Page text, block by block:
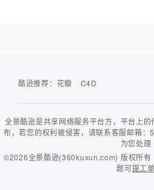
酷逊推荐： 花瓣 C4D
全景酷逊是共享网络服务平台方，平台上
布，若您的权利被侵害，请联系客服邮箱
为您处理
©2026全景酷逊(360kuxun.com) 版权所
题可提工单